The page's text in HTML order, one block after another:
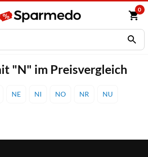
0
"N" im Preisvergleich
NE NI NO NR NU